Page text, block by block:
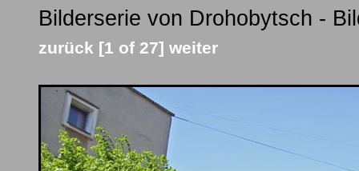
Bilderserie von Drohobytsch -
zurück [1 of 27] weiter